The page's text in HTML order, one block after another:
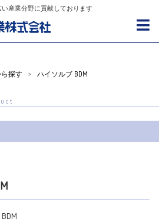
産業分野に貢献しております
探す > ハイソルブ BDM